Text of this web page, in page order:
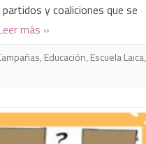
y coaliciones que se
más »
, Educación, Escuela Laica,